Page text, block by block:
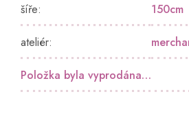
šíře: 150cm
ateliér:
Položka byla vyprodána…